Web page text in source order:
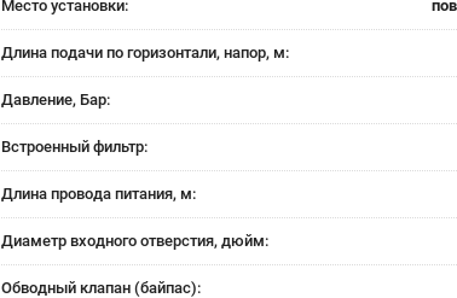
Место установки:
Длина подачи по горизонтали, напор, м:
Давление, Бар:
Встроенный фильтр:
Длина провода питания, м:
Диаметр входного отверстия, дюйм:
Обводный клапан (байпас):